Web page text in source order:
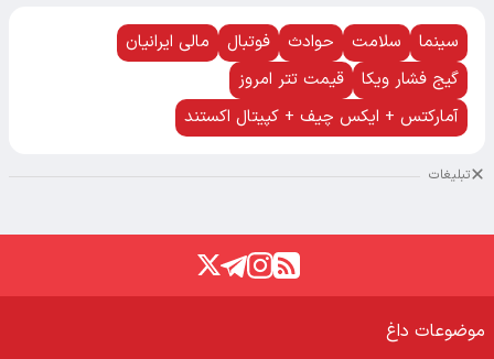
سینما سلامت حوادث فوتبال
مالی ایرانیان
گیج فشار ویکا
قیمت تتر امروز
آمارکتس + ایکس چیف + کپیتال اکستند
تبلیغات
موضوعات داغ